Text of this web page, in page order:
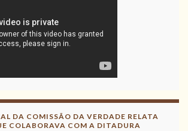
DA COMISSÃO DA VERDADE RELATA
COLABORAVA COM A DITADURA